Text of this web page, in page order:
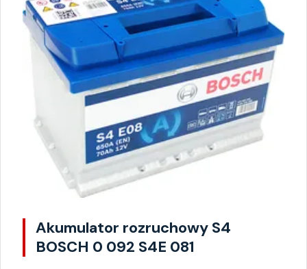
Akumulator rozruchowy S4
BOSCH 0 092 S4E 081